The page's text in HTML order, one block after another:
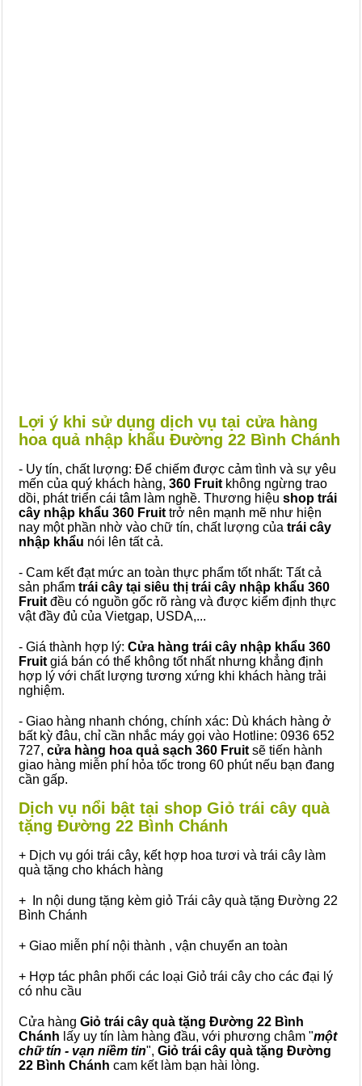
Lợi ý khi sử dụng dịch vụ tại cửa hàng
hoa quả nhập khẩu Đường 22 Bình Chánh
- Uy tín, chất lượng: Để chiếm được cảm tình và sự yêu
mến của quý khách hàng, 360 Fruit không ngừng trao
dồi, phát triển cái tâm làm nghề. Thương hiệu shop trái
cây nhập khẩu 360 Fruit trở nên mạnh mẽ như hiện
nay một phần nhờ vào chữ tín, chất lượng của trái cây
nhập khẩu nói lên tất cả.
- Cam kết đạt mức an toàn thực phẩm tốt nhất: Tất cả
sản phẩm trái cây tại siêu thị trái cây nhập khẩu 360
Fruit đều có nguồn gốc rõ ràng và được kiểm định thực
vật đầy đủ của Vietgap, USDA,...
- Giá thành hợp lý: Cửa hàng trái cây nhập khẩu 360
Fruit giá bán có thể không tốt nhất nhưng khẳng định
hợp lý với chất lượng tương xứng khi khách hàng trải
nghiệm.
- Giao hàng nhanh chóng, chính xác: Dù khách hàng ở
bất kỳ đâu, chỉ cần nhắc máy gọi vào Hotline: 0936 652
727, cửa hàng hoa quả sạch 360 Fruit sẽ tiến hành
giao hàng miễn phí hỏa tốc trong 60 phút nếu bạn đang
cần gấp.
Dịch vụ nổi bật tại shop Giỏ trái cây quà
tặng Đường 22 Bình Chánh
+ Dịch vụ gói trái cây, kết hợp hoa tươi và trái cây làm
quà tặng cho khách hàng
+ In nội dung tặng kèm giỏ Trái cây quà tặng Đường 22
Bình Chánh
+ Giao miễn phí nội thành , vận chuyển an toàn
+ Hợp tác phân phối các loại Giỏ trái cây cho các đại lý
có nhu cầu
Cửa hàng Giỏ trái cây quà tặng Đường 22 Bình
Chánh lấy uy tín làm hàng đầu, với phương châm "một
chữ tín - vạn niềm tin", Giỏ trái cây quà tặng Đường
22 Bình Chánh cam kết làm bạn hài lòng.